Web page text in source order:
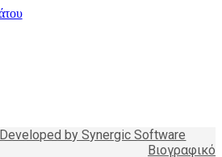
by Synergic Software
Βιογραφικό